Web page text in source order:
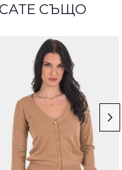
СЪЩО